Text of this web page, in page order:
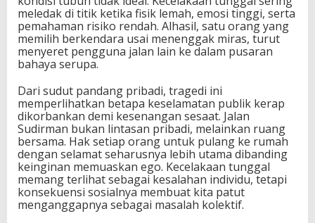
meledak di titik ketika fisik lemah, emosi tinggi, serta
pemahaman risiko rendah. Alhasil, satu orang yang
memilih berkendara usai menenggak miras, turut
menyeret pengguna jalan lain ke dalam pusaran
bahaya serupa.
Dari sudut pandang pribadi, tragedi ini
memperlihatkan betapa keselamatan publik kerap
dikorbankan demi kesenangan sesaat. Jalan
Sudirman bukan lintasan pribadi, melainkan ruang
bersama. Hak setiap orang untuk pulang ke rumah
dengan selamat seharusnya lebih utama dibanding
keinginan memuaskan ego. Kecelakaan tunggal
memang terlihat sebagai kesalahan individu, tetapi
konsekuensi sosialnya membuat kita patut
menganggapnya sebagai masalah kolektif.